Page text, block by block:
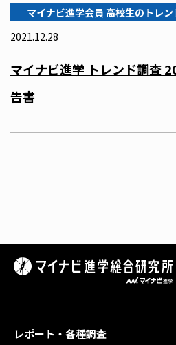
マイナビ進学会員 高校生のトレ
2021.12.28
マイナビ進学 トレンド調査
告書
レポート・各種調査